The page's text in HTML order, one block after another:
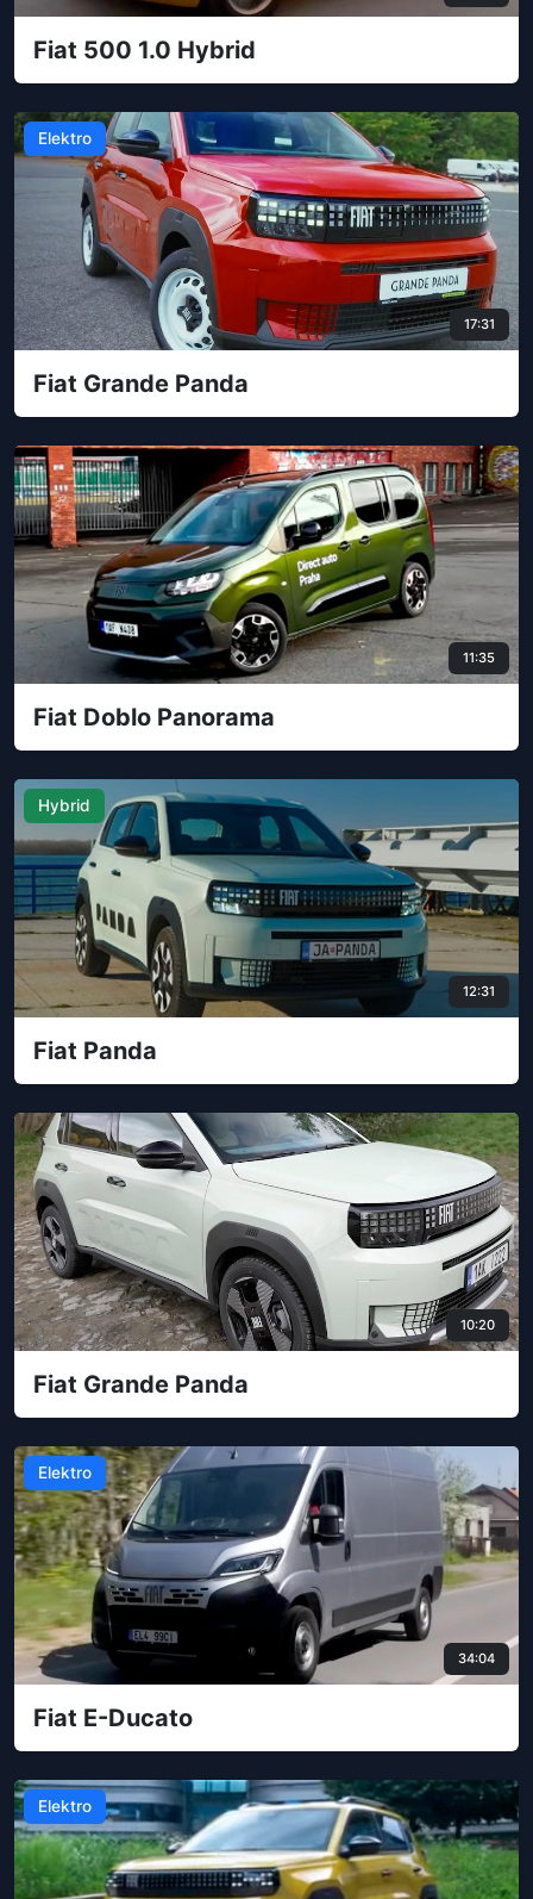
Fiat 500 1.0 Hybrid
Elektro
17:31
Fiat Grande Panda
11:35
Fiat Doblo Panorama
Hybrid
12:31
Fiat Panda
10:20
Fiat Grande Panda
Elektro
34:04
Fiat E-Ducato
Elektro